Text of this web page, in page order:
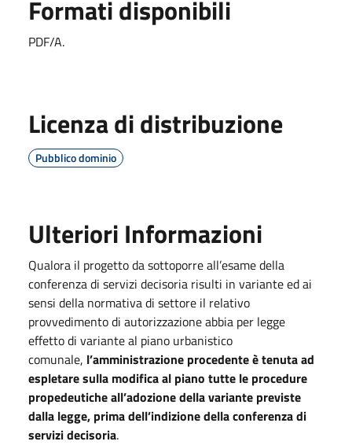
Formati disponibili
PDF/A.
Licenza di distribuzione
Pubblico dominio
Ulteriori Informazioni
Qualora il progetto da sottoporre all’esame della
conferenza di servizi decisoria risulti in variante ed ai
sensi della normativa di settore il relativo
provvedimento di autorizzazione abbia per legge
effetto di variante al piano urbanistico
comunale, l’amministrazione procedente è tenuta ad
espletare sulla modifica al piano tutte le procedure
propedeutiche all’adozione della variante previste
dalla legge, prima dell’indizione della conferenza di
servizi decisoria.